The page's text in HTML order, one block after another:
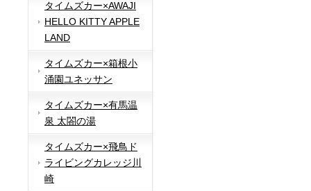
タイムズカー×AWAJI
HELLO KITTY APPLE
LAND
タイムズカー×箱根小
涌園ユネッサン
タイムズカー×有馬温
泉 太閤の湯
タイムズカー×飛鳥ド
ライビングカレッジ川
崎